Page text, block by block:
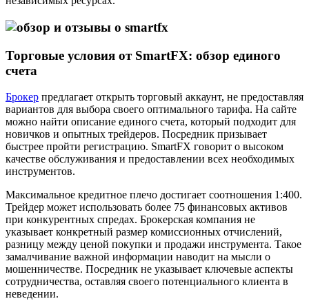
Торговые условия от SmartFX: обзор единого
счета
Брокер предлагает открыть торговый аккаунт, не предоставляя
вариантов для выбора своего оптимального тарифа. На сайте
можно найти описание единого счета, который подходит для
новичков и опытных трейдеров. Посредник призывает
быстрее пройти регистрацию. SmartFX говорит о высоком
качестве обслуживания и предоставлении всех необходимых
инструментов.
Максимальное кредитное плечо достигает соотношения 1:400.
Трейдер может использовать более 75 финансовых активов
при конкурентных спредах. Брокерская компания не
указывает конкретный размер комиссионных отчислений,
разницу между ценой покупки и продажи инструмента. Такое
замалчивание важной информации наводит на мысли о
мошенничестве. Посредник не указывает ключевые аспекты
сотрудничества, оставляя своего потенциального клиента в
неведении.